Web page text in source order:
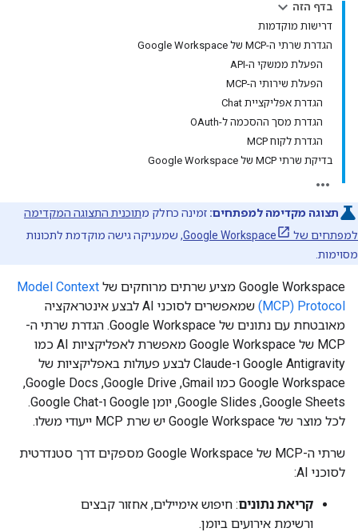
בדף הזה
דרישות מוקדמות
הגדרת שרתי ה-MCP של Google Workspace
הפעלת ממשקי ה-API
הפעלת שירותי ה-MCP
הגדרת אפליקציית Chat
הגדרת מסך ההסכמה ל-OAuth
הגדרת לקוח MCP
בדיקת שרתי MCP של Google Workspace
תצוגה מקדימה למפתחים: זמינה כחלק מתוכנית התצוגה המקדימה
למפתחים של Google Workspace
, שמעניקה גישה מוקדמת לתכונות
מסוימות.
‫Google Workspace מציע שרתים מרוחקים של
Model Context
Protocol‏ (MCP)
שמאפשרים לסוכני AI לבצע אינטראקציה
מאובטחת עם נתונים של Google Workspace. הגדרת שרתי ה-
MCP של Google Workspace מאפשרת לאפליקציות AI כמו
Google Antigravity ו-Claude לבצע פעולות באפליקציות של
Google Workspace כמו Gmail,‏ Google Drive,‏ Google Docs,‏
Google Sheets,‏ Google Slides,‏ יומן Google ו-Google Chat.
לכל מוצר של Google Workspace יש שרת MCP ייעודי משלו.
שרתי ה-MCP של Google Workspace מספקים דרך סטנדרטית
לסוכני AI:
קריאת נתונים: חיפוש אימיילים, אחזור קבצים
ורשימת אירועים ביומן.